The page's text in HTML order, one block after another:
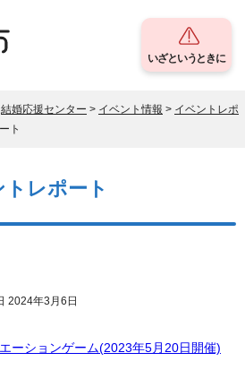
いざというときに
結婚応援センター > イベント情報 > イベントレポ
ト
レポート
2024年3月6日
ーションゲーム(2023年5月20日開催)